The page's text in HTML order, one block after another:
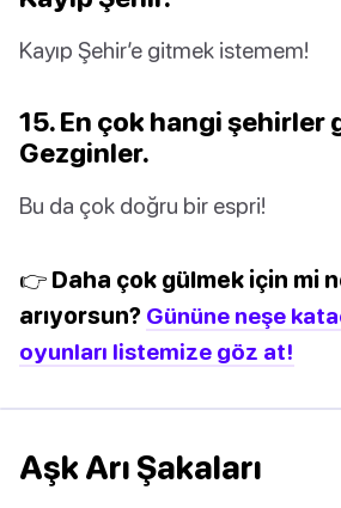
Kayıp Şehir’e gitmek istemem!
15. En çok hangi şehirler
Gezginler.
Bu da çok doğru bir espri!
👉 Daha çok gülmek için mi
arıyorsun? Gününe neşe
oyunları listemize göz at!
Aşk Arı Şakaları